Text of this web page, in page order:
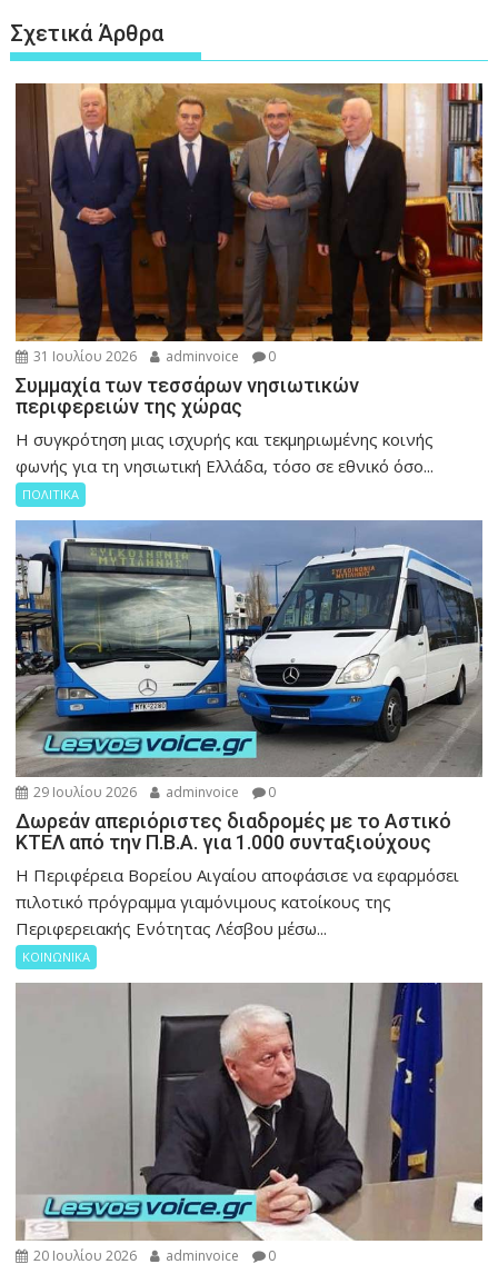
Σχετικά Άρθρα
31 Ιουλίου 2026 adminvoice 0
Συμμαχία των τεσσάρων νησιωτικών
περιφερειών της χώρας
Η συγκρότηση μιας ισχυρής και τεκμηριωμένης κοινής
φωνής για τη νησιωτική Ελλάδα, τόσο σε εθνικό όσο...
ΠΟΛΙΤΙΚΑ
29 Ιουλίου 2026 adminvoice 0
Δωρεάν απεριόριστες διαδρομές με το Αστικό
ΚΤΕΛ από την Π.Β.Α. για 1.000 συνταξιούχους
Η Περιφέρεια Βορείου Αιγαίου αποφάσισε να εφαρμόσει
πιλοτικό πρόγραμμα γιαμόνιμους κατοίκους της
Περιφερειακής Ενότητας Λέσβου μέσω...
ΚΟΙΝΩΝΙΚΑ
20 Ιουλίου 2026 adminvoice 0